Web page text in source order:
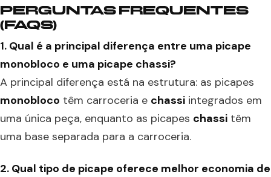
PERGUNTAS FREQUENTES
(FAQS)
1. Qual é a principal diferença entre uma picape
monobloco e uma picape chassi?
A principal diferença está na estrutura: as picapes
monobloco têm carroceria e chassi integrados em
uma única peça, enquanto as picapes chassi têm
uma base separada para a carroceria.
2. Qual tipo de picape oferece melhor economia de